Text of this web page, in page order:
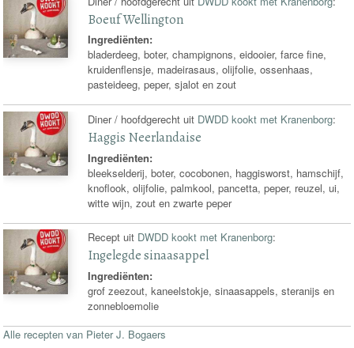
Boeuf Wellington
Ingrediënten:
bladerdeeg, boter, champignons, eidooier, farce fine,
kruidenflensje, madeirasaus, olijfolie, ossenhaas,
pasteideeg, peper, sjalot en zout
Diner / hoofdgerecht uit DWDD kookt met Kranenborg:
Haggis Neerlandaise
Ingrediënten:
bleekselderij, boter, cocobonen, haggisworst, hamschijf,
knoflook, olijfolie, palmkool, pancetta, peper, reuzel, ui,
witte wijn, zout en zwarte peper
Recept uit DWDD kookt met Kranenborg:
Ingelegde sinaasappel
Ingrediënten:
grof zeezout, kaneelstokje, sinaasappels, steranijs en
zonnebloemolie
Alle recepten van Pieter J. Bogaers